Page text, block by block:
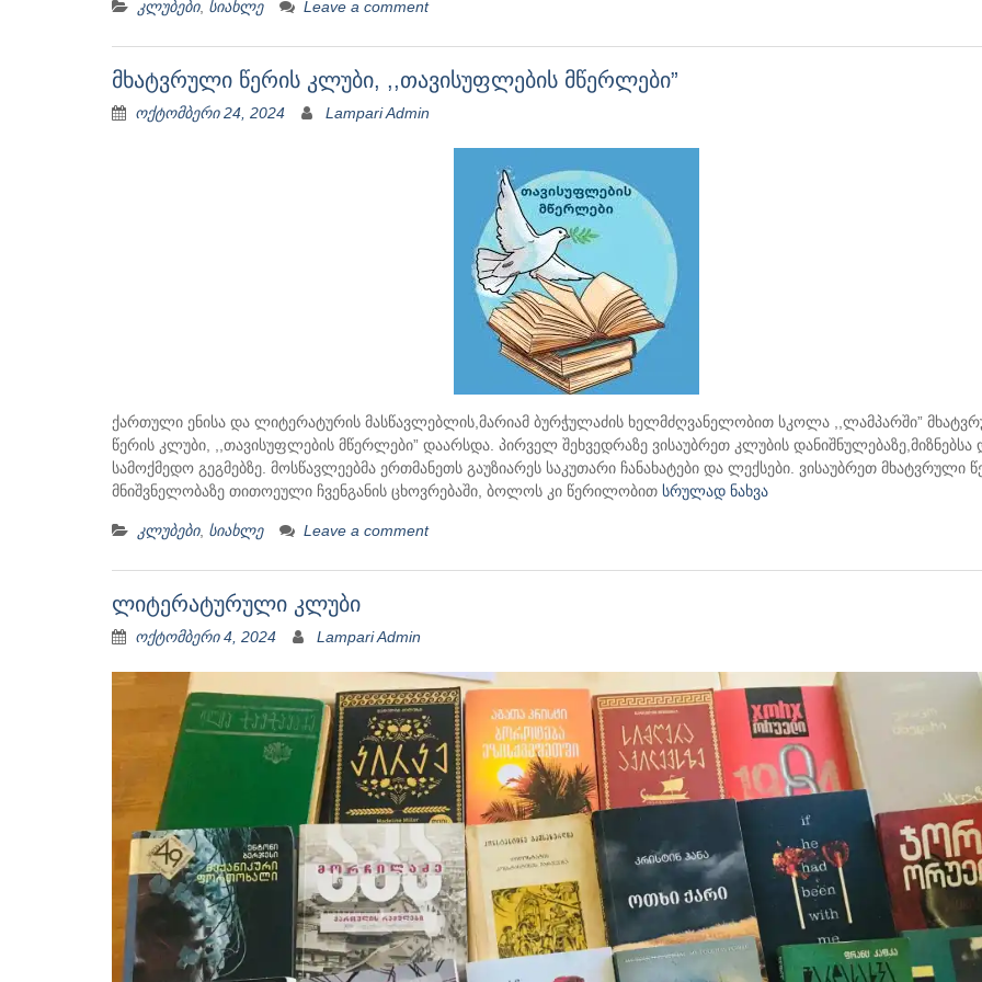
კლუბები, სიახლე Leave a comment
მხატვრული წერის კლუბი, ,,თავისუფლების მწერლები”
ოქტომბერი 24, 2024 Lampari Admin
ქართული ენისა და ლიტერატურის მასწავლებლის,მარიამ ბურჭულაძის ხელმძღვანელობით სკოლა ,,ლამპარში”
წერის კლუბი, ,,თავისუფლების მწერლები” დაარსდა. პირველ შეხვედრაზე ვისაუბრეთ კლუბის დანიშნულებაზე,მიზნებსა
სამოქმედო გეგმებზე. მოსწავლეებმა ერთმანეთს გაუზიარეს საკუთარი ჩანახატები და ლექსები. ვისაუბრეთ მხატვრული
მნიშვნელობაზე თითოეული ჩვენგანის ცხოვრებაში, ბოლოს კი წერილობით სრულად ნახვა
კლუბები, სიახლე Leave a comment
ლიტერატურული კლუბი
ოქტომბერი 4, 2024 Lampari Admin